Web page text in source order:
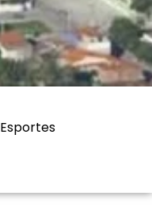
Esportes